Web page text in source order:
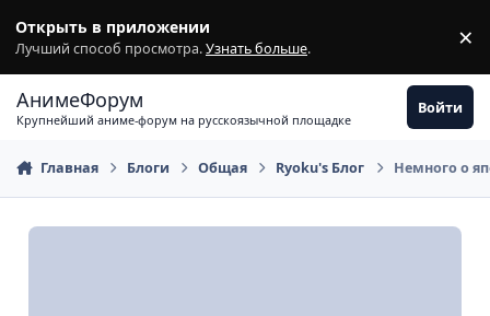
Открыть в приложении
Лучший способ просмотра.Узнать больше. ×
АнимеФорум
Крупнейший аниме-форум на русскоязычной площадке
Войти
Главная Блоги Общая Ryoku's Блог Немного о